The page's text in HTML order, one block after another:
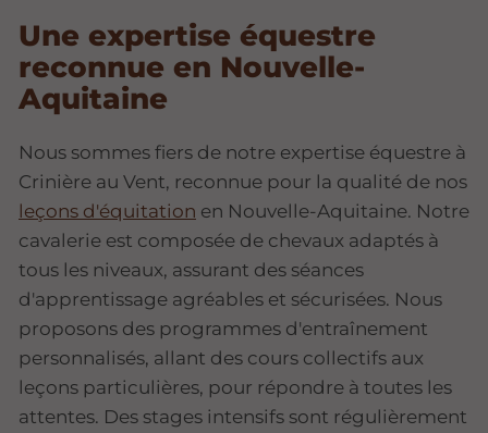
Une expertise équestre
reconnue en Nouvelle-
Aquitaine
Nous sommes fiers de notre expertise équestre à
Crinière au Vent, reconnue pour la qualité de nos
leçons d'équitation en Nouvelle-Aquitaine. Notre
cavalerie est composée de chevaux adaptés à
tous les niveaux, assurant des séances
d'apprentissage agréables et sécurisées. Nous
proposons des programmes d'entraînement
personnalisés, allant des cours collectifs aux
leçons particulières, pour répondre à toutes les
attentes. Des stages intensifs sont régulièrement